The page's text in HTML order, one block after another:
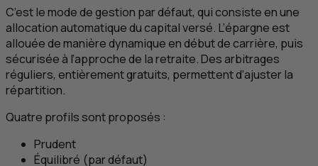
C’est le mode de gestion par défaut, qui consiste en une
allocation automatique du capital versé. L’épargne est
allouée de manière dynamique en début de carrière, puis
sécurisée à l’approche de la retraite. Des arbitrages
réguliers, entièrement gratuits, permettent d’ajuster la
répartition.
Quatre profils sont proposés :
Prudent
Équilibré (par défaut)